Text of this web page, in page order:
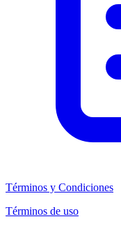
Términos y Condiciones
Términos de uso